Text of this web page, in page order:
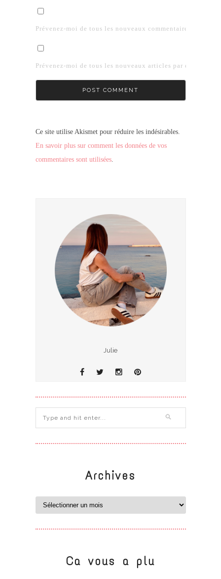
Prévenez-moi de tous les nouveaux commentaires par e-
Prévenez-moi de tous les nouveaux articles par e-mail.
Ce site utilise Akismet pour réduire les indésirables.
En savoir plus sur comment les données de vos
commentaires sont utilisées.
Julie
Archives
Ca vous a plu